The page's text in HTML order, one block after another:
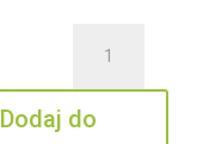
8
J6M
Dodaj do